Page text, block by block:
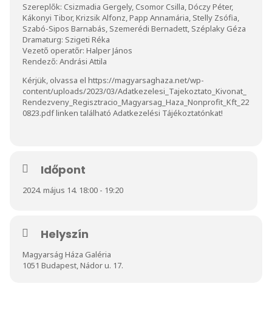
Szereplők: Csizmadia Gergely, Csomor Csilla, Dóczy Péter,
Kákonyi Tibor, Krizsik Alfonz, Papp Annamária, Stelly Zsófia,
Szabó-Sipos Barnabás, Szemerédi Bernadett, Széplaky Géza
Dramaturg: Szigeti Réka
Vezető operatőr: Halper János
Rendező: Andrási Attila
Kérjük, olvassa el https://magyarsaghaza.net/wp-
content/uploads/2023/03/Adatkezelesi_Tajekoztato_Kivonat_
Rendezveny_Regisztracio_Magyarsag_Haza_Nonprofit_Kft_22
0823.pdflinken található Adatkezelési Tájékoztatónkat!
Időpont
2024. május 14. 18:00 - 19:20
Helyszín
Magyarság Háza Galéria
1051 Budapest, Nádor u. 17.